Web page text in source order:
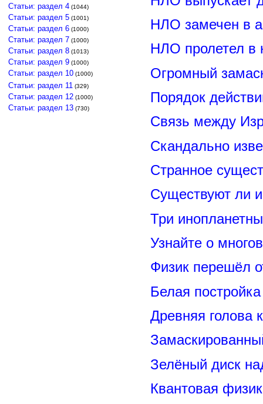
Статьи: раздел 4 (1044)
Статьи: раздел 5 (1001)
Статьи: раздел 6 (1000)
Статьи: раздел 7 (1000)
Статьи: раздел 8 (1013)
Статьи: раздел 9 (1000)
Статьи: раздел 10 (1000)
Статьи: раздел 11 (329)
Статьи: раздел 12 (1000)
Статьи: раздел 13 (730)
НЛО замечен в
НЛО пролетел в
Огромный
Порядок
Связь между
Скандально
Странное
Существуют ли
Три
Узнайте о
Физик перешёл
Белая
Древняя голова
Зелёный диск
Квантовая